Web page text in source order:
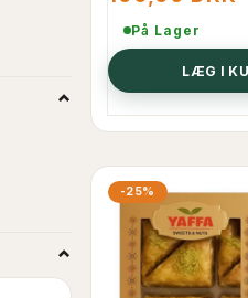
På Lager
LÆG I
-25%